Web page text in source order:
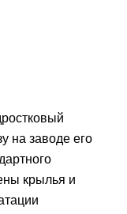
на заводе его
крылья и